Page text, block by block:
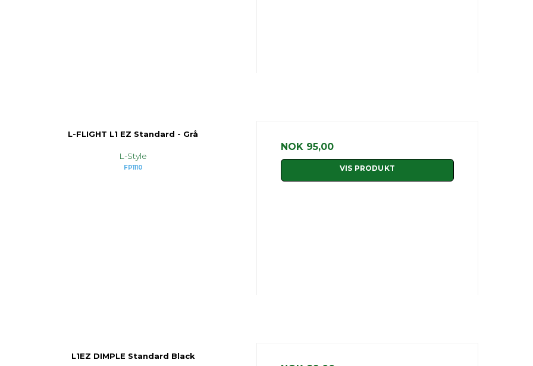
L-FLIGHT L1 EZ Standard - Grå
L-Style
FP1110
NOK 95,00
VIS PRODUKT
L1EZ DIMPLE Standard Black